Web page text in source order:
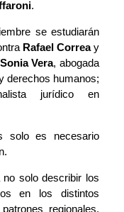
.
se estudiarán
Rafael Correay
Sonia Vera, abogada
derechos humanos;
jurídico en
solo es necesario
.
solo describir los
en los distintos
regionales,